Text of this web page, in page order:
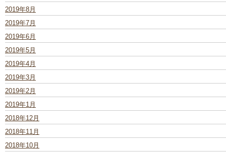
2019年8月
2019年7月
2019年6月
2019年5月
2019年4月
2019年3月
2019年2月
2019年1月
2018年12月
2018年11月
2018年10月